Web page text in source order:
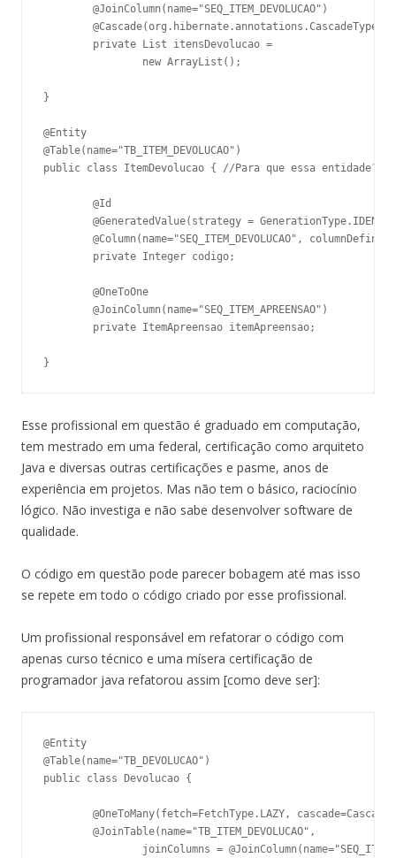
}
@Entity
@Table(name="TB_ITEM_DEVOLUCAO")
public class ItemDevolucao { //Para que essa entidade?
Esse profissional em questão é graduado em computação,
tem mestrado em uma federal, certificação como arquiteto
Java e diversas outras certificações e pasme, anos de
experiência em projetos. Mas não tem o básico, raciocínio
lógico. Não investiga e não sabe desenvolver software de
qualidade.
O código em questão pode parecer bobagem até mas isso
se repete em todo o código criado por esse profissional.
Um profissional responsável em refatorar o código com
apenas curso técnico e uma mísera certificação de
programador java refatorou assim [como deve ser]:
@Entity
@Table(name="TB_DEVOLUCAO")
public class Devolucao {